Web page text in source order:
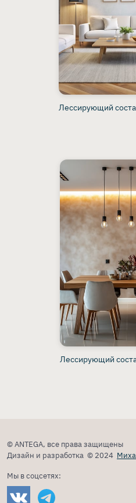
Лессирующий
Лессирующий
© ANTEGA, все права защищены
Дизайн и разработка © 2024
Мы в соцсетях: